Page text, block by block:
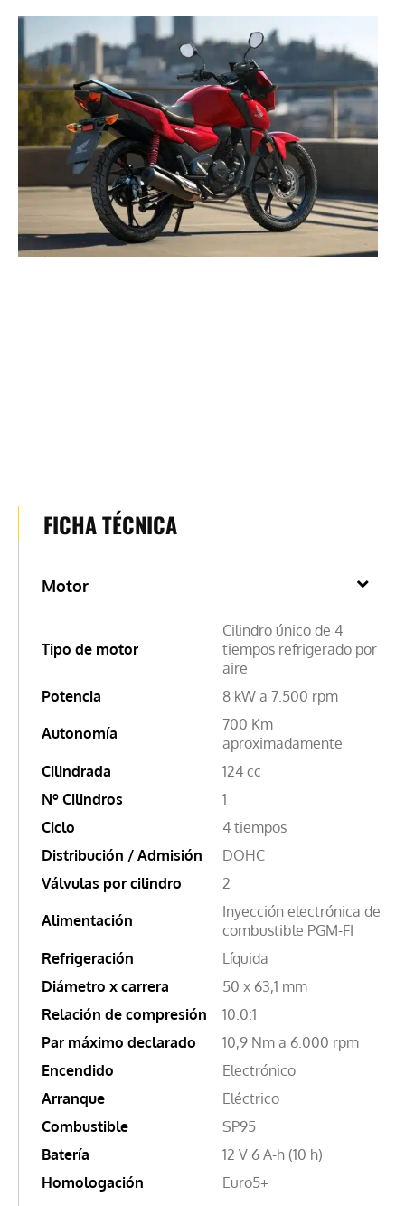
FICHA TÉCNICA
Motor
Tipo de motor
Cilindro único de 4
tiempos refrigerado por
aire
Potencia
8 kW a 7.500 rpm
Autonomía
700 Km
aproximadamente
Cilindrada
124 cc
Nº Cilindros
1
Ciclo
4 tiempos
Distribución / Admisión
DOHC
Válvulas por cilindro
2
Alimentación
Inyección electrónica de
combustible PGM-FI
Refrigeración
Líquida
Diámetro x carrera
50 x 63,1 mm
Relación de compresión
10.0:1
Par máximo declarado
10,9 Nm a 6.000 rpm
Encendido
Electrónico
Arranque
Eléctrico
Combustible
SP95
Batería
12 V 6 A-h (10 h)
Homologación
Euro5+